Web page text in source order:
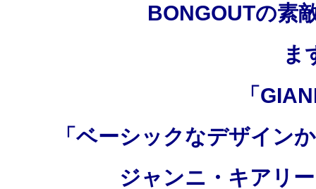
BONGOUTの素
ま
「
「ベーシックなデザイン
ジャンニ・キアリ